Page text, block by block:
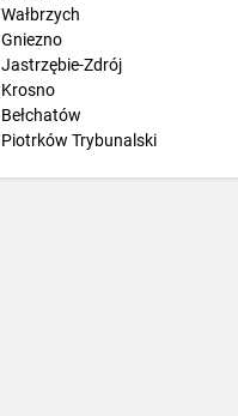
Wałbrzych
Gniezno
Jastrzębie-Zdrój
Krosno
Bełchatów
Piotrków Trybunalski